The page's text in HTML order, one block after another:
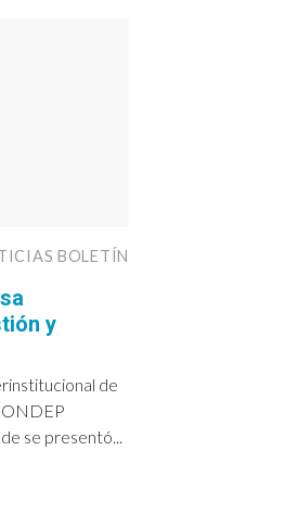
BOLETÍN
y
de
se presentó...